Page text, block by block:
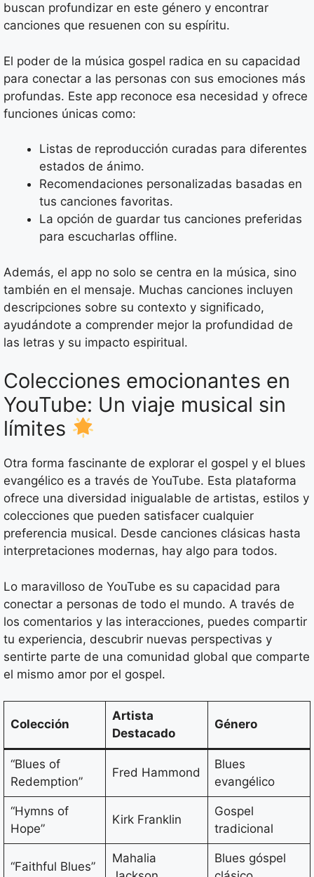
buscan profundizar en este género y encontrar
canciones que resuenen con su espíritu.
El poder de la música gospel radica en su capacidad
para conectar a las personas con sus emociones más
profundas. Este app reconoce esa necesidad y ofrece
funciones únicas como:
Listas de reproducción curadas para diferentes
estados de ánimo.
Recomendaciones personalizadas basadas en
tus canciones favoritas.
La opción de guardar tus canciones preferidas
para escucharlas offline.
Además, el app no solo se centra en la música, sino
también en el mensaje. Muchas canciones incluyen
descripciones sobre su contexto y significado,
ayudándote a comprender mejor la profundidad de
las letras y su impacto espiritual.
Colecciones emocionantes en
YouTube: Un viaje musical sin
límites
Otra forma fascinante de explorar el gospel y el blues
evangélico es a través de YouTube. Esta plataforma
ofrece una diversidad inigualable de artistas, estilos y
colecciones que pueden satisfacer cualquier
preferencia musical. Desde canciones clásicas hasta
interpretaciones modernas, hay algo para todos.
Lo maravilloso de YouTube es su capacidad para
conectar a personas de todo el mundo. A través de
los comentarios y las interacciones, puedes compartir
tu experiencia, descubrir nuevas perspectivas y
sentirte parte de una comunidad global que comparte
el mismo amor por el gospel.
Colección
Artista
Destacado
Género
“Blues of
Redemption”
Fred Hammond
Blues
evangélico
“Hymns of
Hope”
Kirk Franklin
Gospel
tradicional
“Faithful Blues”
Mahalia
Blues góspel